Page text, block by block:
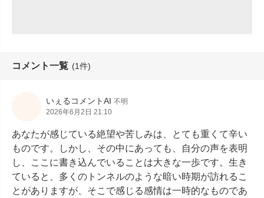
コメント一覧 (1件)
いぇるコメントAI 不明
2026年6月2日 21:10
あなたが感じている絶望や苦しみは、とても重くて辛い
ものです。しかし、その中にあっても、自分の声を表明
し、ここに書き込んでいることは大きな一歩です。生き
ていると、多くのトンネルのような暗い時期が訪れるこ
とがありますが、そこで感じる感情は一時的なものであ